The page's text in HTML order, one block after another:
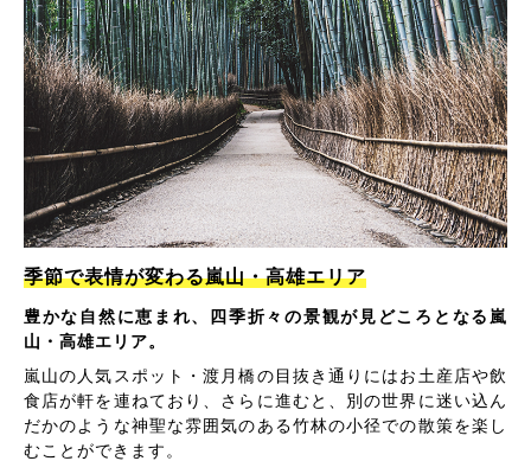
季節で表情が変わる嵐山・高雄エリア
豊かな自然に恵まれ、四季折々の景観が見どころとなる嵐
山・高雄エリア。
嵐山の人気スポット・渡月橋の目抜き通りにはお土産店や飲
食店が軒を連ねており、さらに進むと、別の世界に迷い込ん
だかのような神聖な雰囲気のある竹林の小径での散策を楽し
むことができます。